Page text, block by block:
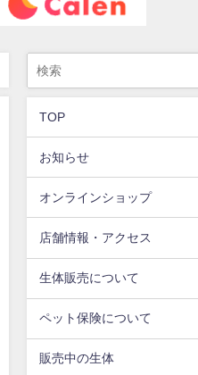
TOP
お知らせ
オンラインショップ
店舗情報・アクセス
生体販売について
ペット保険について
販売中の生体